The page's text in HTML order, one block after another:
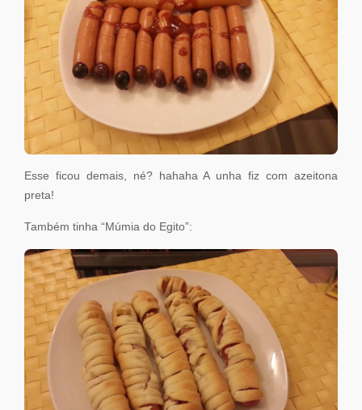
Esse ficou demais, né? hahaha A unha fiz com azeitona
preta!
Também tinha “Múmia do Egito”: